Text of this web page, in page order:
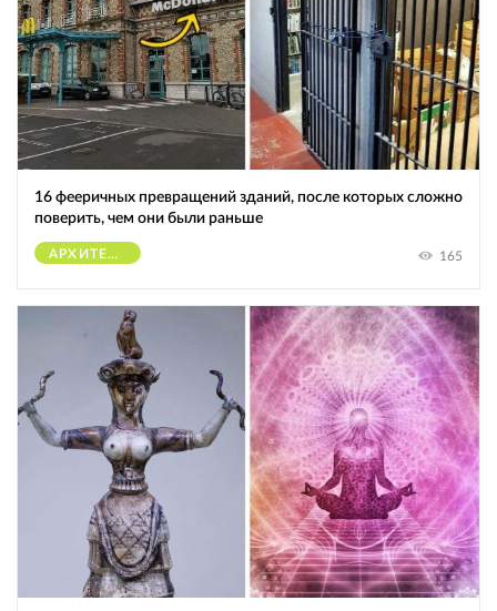
16 фееричных превращений зданий, после которых сложно
поверить, чем они были раньше
АРХИТЕКТУРА 165